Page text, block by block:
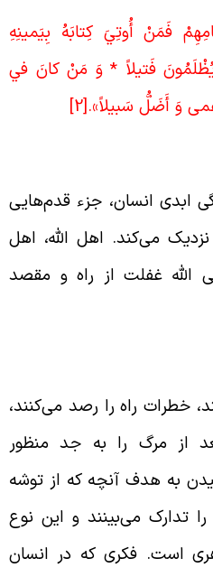
فَمَنْ أُوتِيَ كِتابَهُ بِيَمينِهِ
فَتيلاً * وَ مَنْ كانَ في‏
وَ أَضَلُّ سَبيلاً».[2]
انسان، جزء قدم‌هایی
می‌کند. اهل الله، اهل
غفلت از راه و مقصد
راه را رصد می‌کنند،
از مرگ را به جد منظور
به هدف آنچه که از توشه
تدارک می‌بینند و این نوع
است. فکری که در انسان